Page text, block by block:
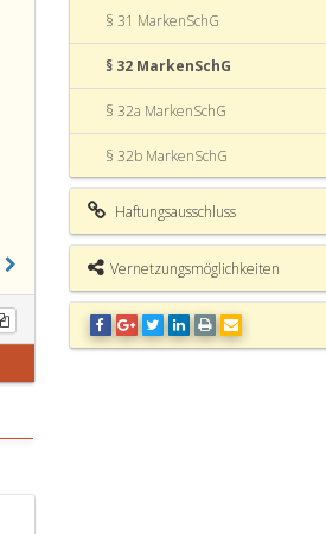
§ 31 MarkenSchG
§ 32 MarkenSchG
§ 32a MarkenSchG
§ 32b MarkenSchG
§ 32c MarkenSchG
§ 33 MarkenSchG
§ 33a MarkenSchG
§ 33b MarkenSchG
Haftungsausschluss
Vernetzungsmöglichkeiten